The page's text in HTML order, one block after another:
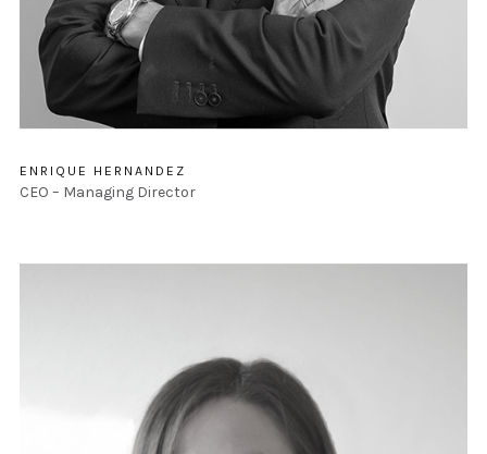
ENRIQUE HERNANDEZ
CEO – Managing Director